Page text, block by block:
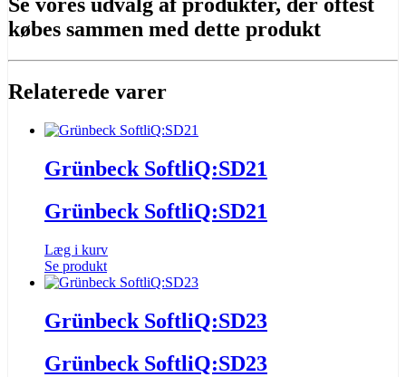
Se vores udvalg af produkter, der oftest
købes sammen med dette produkt
Relaterede varer
Grünbeck SoftliQ:SD21
Grünbeck SoftliQ:SD21
Læg i kurv
Se produkt
Grünbeck SoftliQ:SD23
Grünbeck SoftliQ:SD23